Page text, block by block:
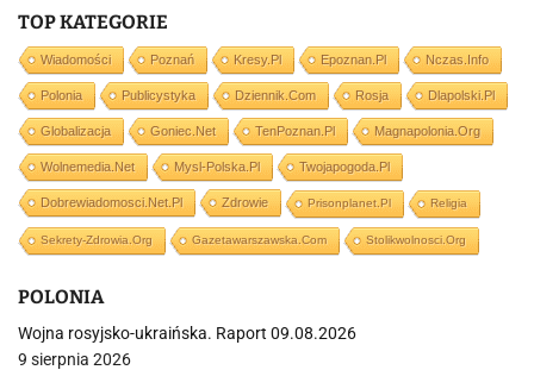
TOP KATEGORIE
Wiadomości Poznań Kresy.pl Epoznan.pl Nczas.info
Polonia Publicystyka Dziennik.com Rosja Dlapolski.pl
Globalizacja Goniec.net TenPoznan.pl Magnapolonia.org
Wolnemedia.net Mysl-Polska.pl Twojapogoda.pl
Dobrewiadomosci.net.pl Zdrowie Prisonplanet.pl Religia
Sekrety-Zdrowia.org Gazetawarszawska.com Stolikwolnosci.org
POLONIA
Wojna rosyjsko-ukraińska. Raport 09.08.2026
9 sierpnia 2026